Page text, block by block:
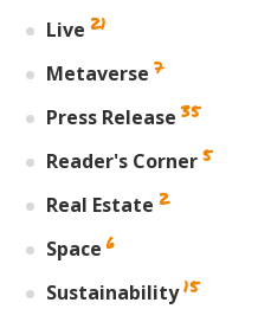
Live 21
Metaverse 7
Press Release 35
Reader's Corner 5
Real Estate 2
Space 6
Sustainability 15